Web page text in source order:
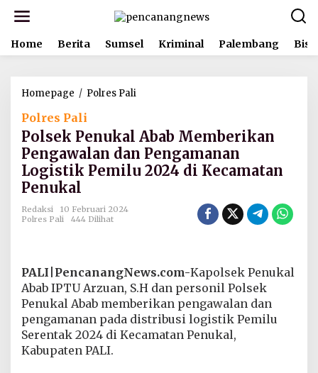
t
Home Berita Sumsel Kriminal Palembang
Homepage / Polres Pali
e
k
P
b
a
M
e
m
Polres Pali
Polsek Penukal Abab Memberikan
Pengawalan dan Pengamanan
Logistik Pemilu 2024 di Kecamatan
Penukal
Redaksi
10 Februari 2024
Polres Pali
444 Dilihat
PALI PencanangNews.com-Kapolsek Penukal
Abab IPTU Arzuan, S.H dan personil Polsek
Penukal Abab memberikan pengawalan dan
pengamanan pada distribusi logistik Pemilu
Serentak 2024 di Kecamatan Penukal,
Kabupaten PALI.